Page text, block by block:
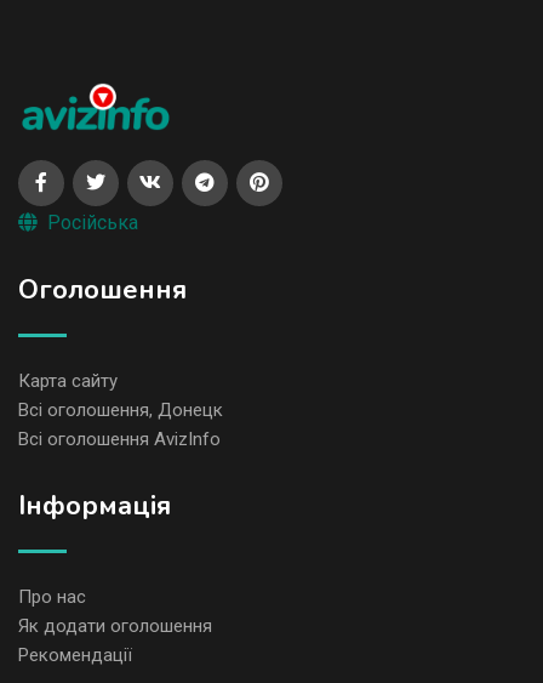
Російська
Оголошення
Карта сайту
Всі оголошення, Донецк
Всі оголошення AvizInfo
Iнформація
Про нас
Як додати оголошення
Рекомендації